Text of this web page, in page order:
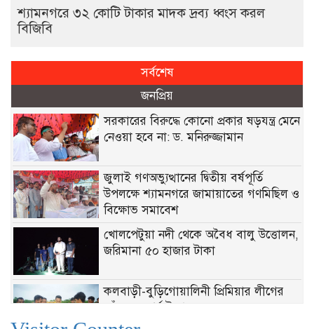
শ্যামনগরে ৩২ কোটি টাকার মাদক দ্রব্য ধ্বংস করল
বিজিবি
সর্বশেষ
জনপ্রিয়
সরকারের বিরুদ্ধে কোনো প্রকার ষড়যন্ত্র মেনে
নেওয়া হবে না: ড. মনিরুজ্জামান
জুলাই গণঅভ্যুত্থানের দ্বিতীয় বর্ষপূর্তি
উপলক্ষে শ্যামনগরে জামায়াতের গণমিছিল ও
বিক্ষোভ সমাবেশ
খোলপেটুয়া নদী থেকে অবৈধ বালু উত্তোলন,
জরিমানা ৫০ হাজার টাকা
‎কলবাড়ী-বুড়িগোয়ালিনী প্রিমিয়ার লীগের
জাঁকজমকপূর্ণ উদ্বোধন